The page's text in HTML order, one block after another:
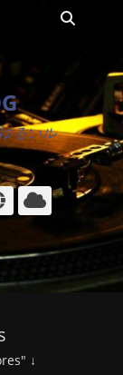
索
るいル
サ
イ
ク
ラ
ウ
ド
↓